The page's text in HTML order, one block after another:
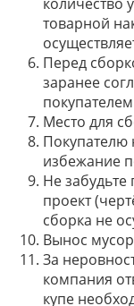
товарной
Перед
заранее
Место для
избежание
Не
проект
сборка не
Вынос
За
компания
купе